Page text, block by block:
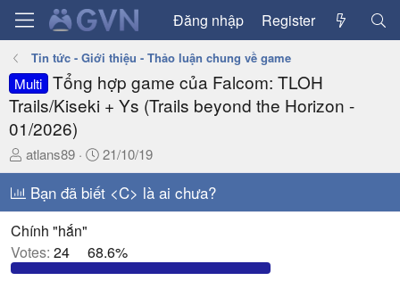
Đăng nhập Register
Tin tức - Giới thiệu - Thảo luận chung về game
Multi Tổng hợp game của Falcom: TLOH
Trails/Kiseki + Ys (Trails beyond the Horizon -
01/2026)
T
h
e
a
d
s
atlans89
N
g
à
y
ử
i
21/10/19
Bạn đã biết <C> là ai chưa?
Chính "hắn"
Votes: 24 68.6%